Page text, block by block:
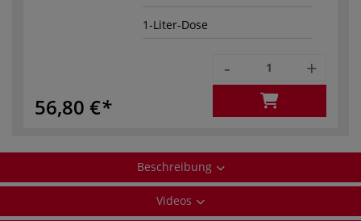
1-Liter-Dose
56,80 €
- +
Beschreibung
Videos